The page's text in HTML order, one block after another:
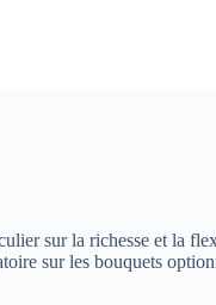
sur la richesse et la
sur les bouquets